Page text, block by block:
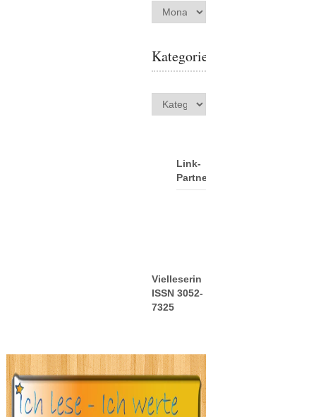
Archiv
Kategorien
Kategorien
Link-
Partner
Vielleserin
ISSN 3052-
7325